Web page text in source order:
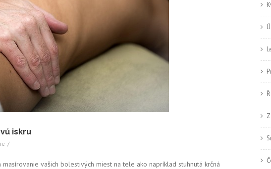
iskru
/
masírovanie vašich bolestivých miest na tele ako napríklad stuhnutá krčná